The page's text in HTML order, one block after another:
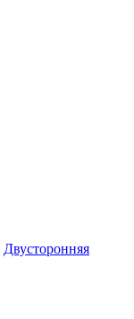
Двусторонняя